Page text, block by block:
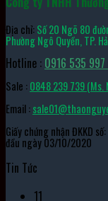
Địa chỉ:Số 20 Ngõ 80
Phường Ngô Quyền, TP.
Hotline : 0916 535 997
Sale :0848 239 739 (Ms.
Email :
Giấy chứng nhận ĐKKD số:
đầu ngày 03/10/2020
Tin Tức
11